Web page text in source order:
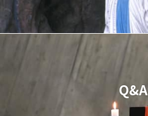
Q&A